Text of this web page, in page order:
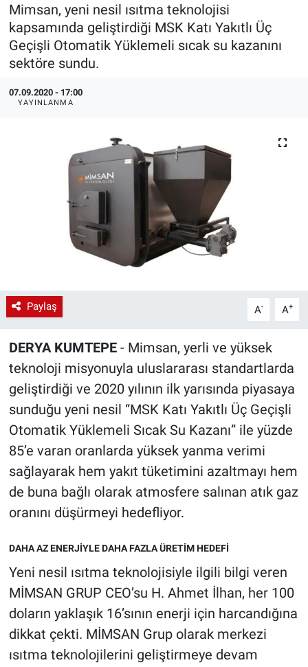
Mimsan, yeni nesil ısıtma teknolojisi
kapsamında geliştirdiği MSK Katı Yakıtlı Üç
Geçişli Otomatik Yüklemeli sıcak su kazanını
sektöre sundu.
07.09.2020 - 17:00
YAYINLANMA
Paylaş A- A+
DERYA KUMTEPE - Mimsan, yerli ve yüksek
teknoloji misyonuyla uluslararası standartlarda
geliştirdiği ve 2020 yılının ilk yarısında piyasaya
sunduğu yeni nesil “MSK Katı Yakıtlı Üç Geçişli
Otomatik Yüklemeli Sıcak Su Kazanı” ile yüzde
85’e varan oranlarda yüksek yanma verimi
sağlayarak hem yakıt tüketimini azaltmayı hem
de buna bağlı olarak atmosfere salınan atık gaz
oranını düşürmeyi hedefliyor.
DAHA AZ ENERJİYLE DAHA FAZLA ÜRETİM HEDEFİ
Yeni nesil ısıtma teknolojisiyle ilgili bilgi veren
MİMSAN GRUP CEO’su H. Ahmet İlhan, her 100
doların yaklaşık 16’sının enerji için harcandığına
dikkat çekti. MİMSAN Grup olarak merkezi
ısıtma teknolojilerini geliştirmeye devam
HaberOrtak
EndüstriST
Ağır Sanayi Çözümleri